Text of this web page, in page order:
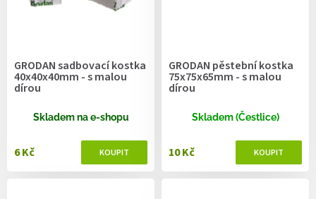
GRODAN sadbovací kostka
40x40x40mm - s malou
dírou
Skladem na e-shopu
6 Kč
GRODAN pěstební kostka
75x75x65mm - s malou
dírou
Skladem (Čestlice)
10 Kč